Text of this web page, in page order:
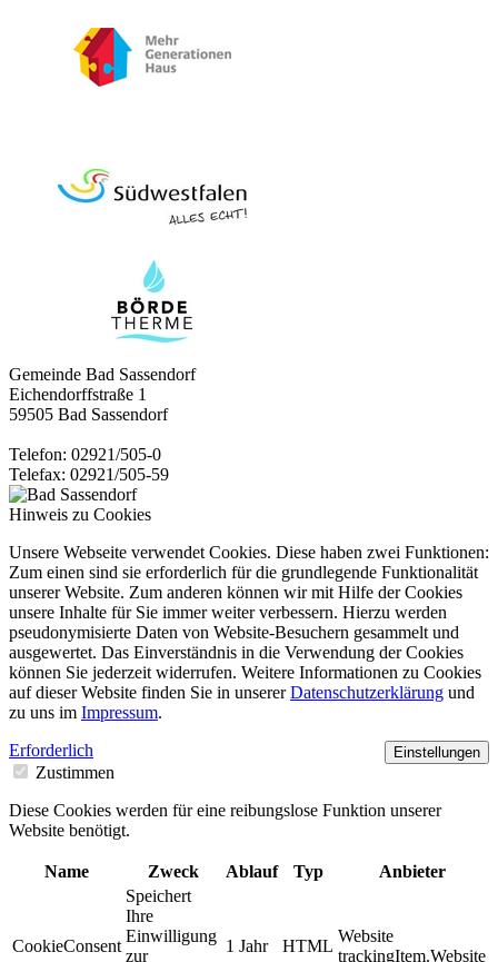
Gemeinde Bad Sassendorf
Eichendorffstraße 1
59505 Bad Sassendorf
Telefon: 02921/505-0
Telefax: 02921/505-59
Hinweis zu Cookies
Unsere Webseite verwendet Cookies. Diese haben zwei Funktionen:
Zum einen sind sie erforderlich für die grundlegende Funktionalität
unserer Website. Zum anderen können wir mit Hilfe der Cookies
unsere Inhalte für Sie immer weiter verbessern. Hierzu werden
pseudonymisierte Daten von Website-Besuchern gesammelt und
ausgewertet. Das Einverständnis in die Verwendung der Cookies
können Sie jederzeit widerrufen. Weitere Informationen zu Cookies
auf dieser Website finden Sie in unsererDatenschutzerklärung und
zu uns im Impressum.
Einstellungen
Erforderlich
Zustimmen
Diese Cookies werden für eine reibungslose Funktion unserer
Website benötigt.
Name Zweck Ablauf Typ Anbieter
CookieConsent
Speichert
Ihre
Einwilligung
zur
1 Jahr HTML
Website
trackingItem.Website